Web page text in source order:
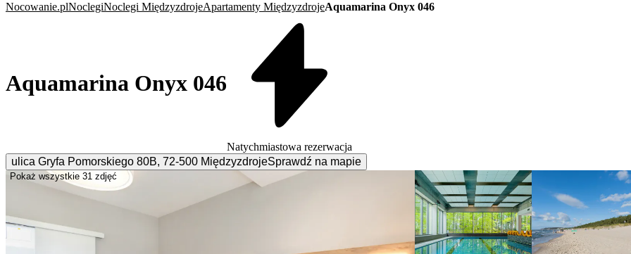
Nocowanie.plNoclegiNoclegi MiędzyzdrojeApartamenty MiędzyzdrojeAquamarina Onyx 046
Aquamarina Onyx 046
Natychmiastowa rezerwacja
ulica Gryfa Pomorskiego 80B, 72-500 MiędzyzdrojeSprawdź na mapie
Pokaż wszystkie 31 zdjęć